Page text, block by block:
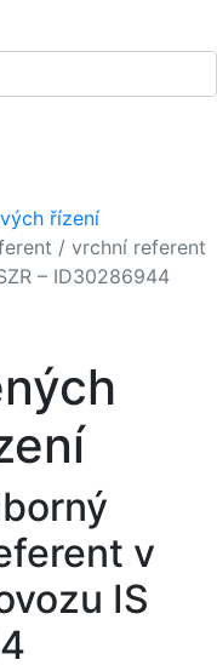
řízení
/ vrchní referent
– ID30286944
v
IS